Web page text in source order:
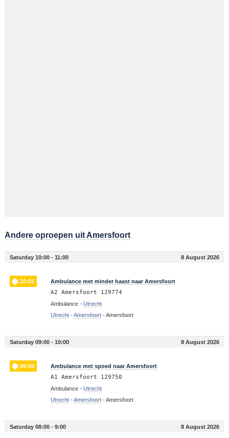
Andere oproepen uit Amersfoort
Saturday 10:00 - 11:00 8 August 2026
10:02 Ambulance met minder haast naar Amersfoort
A2 Amersfoort 129774
Ambulance - Utrecht
Utrecht-Amersfoort-Amersfoort
Saturday 09:00 - 10:00 8 August 2026
09:04 Ambulance met spoed naar Amersfoort
A1 Amersfoort 129750
Ambulance - Utrecht
Utrecht-Amersfoort-Amersfoort
Saturday 08:00 - 9:00 8 August 2026